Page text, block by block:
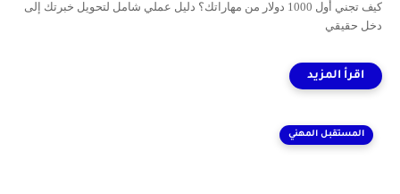
كيف تجني أول 1000 دولار من مهاراتك؟ دليل عملي شامل لتحويل خبرتك إلى
دخل حقيقي
المستقبل المهني